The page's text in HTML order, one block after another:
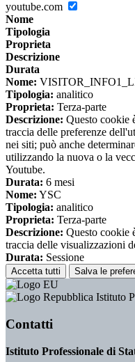
youtube.com
Nome
Tipologia
Proprieta
Descrizione
Durata
Nome:
Tipologia: analitico
Proprieta: Terza-parte
Descrizione: Questo cookie
traccia delle preferenze
nei siti; può anche
utilizzando la nuova o la
Youtube.
Durata: 6 mesi
Nome: YSC
Tipologia: analitico
Proprieta: Terza-parte
Descrizione: Questo cookie
traccia delle visualizzazioni
Durata: Sessione
Accetta tutti Salva le
Istituto
Contatti
Istituto Professionale di